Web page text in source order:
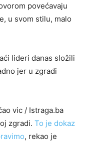
povećavaju
u svom stilu, malo
lideri danas složili
jer u zgradi
vic / Istraga.ba
zgradi. To je dokaz
, rekao je